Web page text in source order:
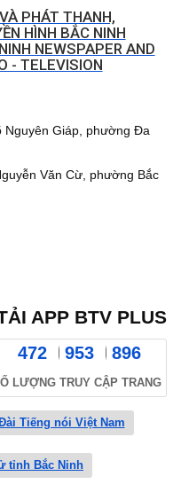
PHÁT THANH,
HÌNH BẮC NINH
NEWSPAPER AND
- TELEVISION
Giáp, phường Đa
Văn Cừ, phường Bắc
APP BTV PLUS
472 953 896
LƯỢNG TRUY CẬP TRANG
Tiếng nói Việt Nam
tỉnh Bắc Ninh